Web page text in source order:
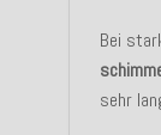
Bei
sehr